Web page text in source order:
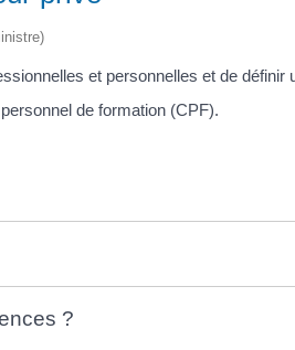
et personnelles et de définir
de formation (CPF).
?